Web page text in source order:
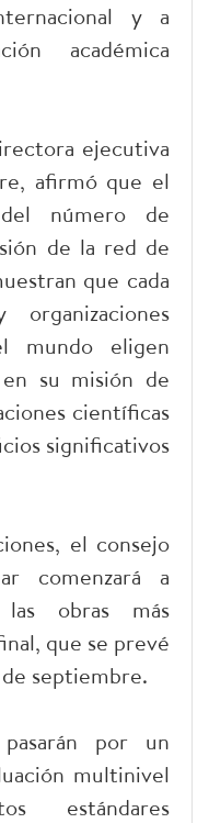
y a
académica
ejecutiva
afirmó que el
número de
de la red de
que cada
mundo eligen
su misión de
científicas
significativos
el consejo
comenzará a
obras más
que se prevé
septiembre.
pasarán por un
multinivel
estándares